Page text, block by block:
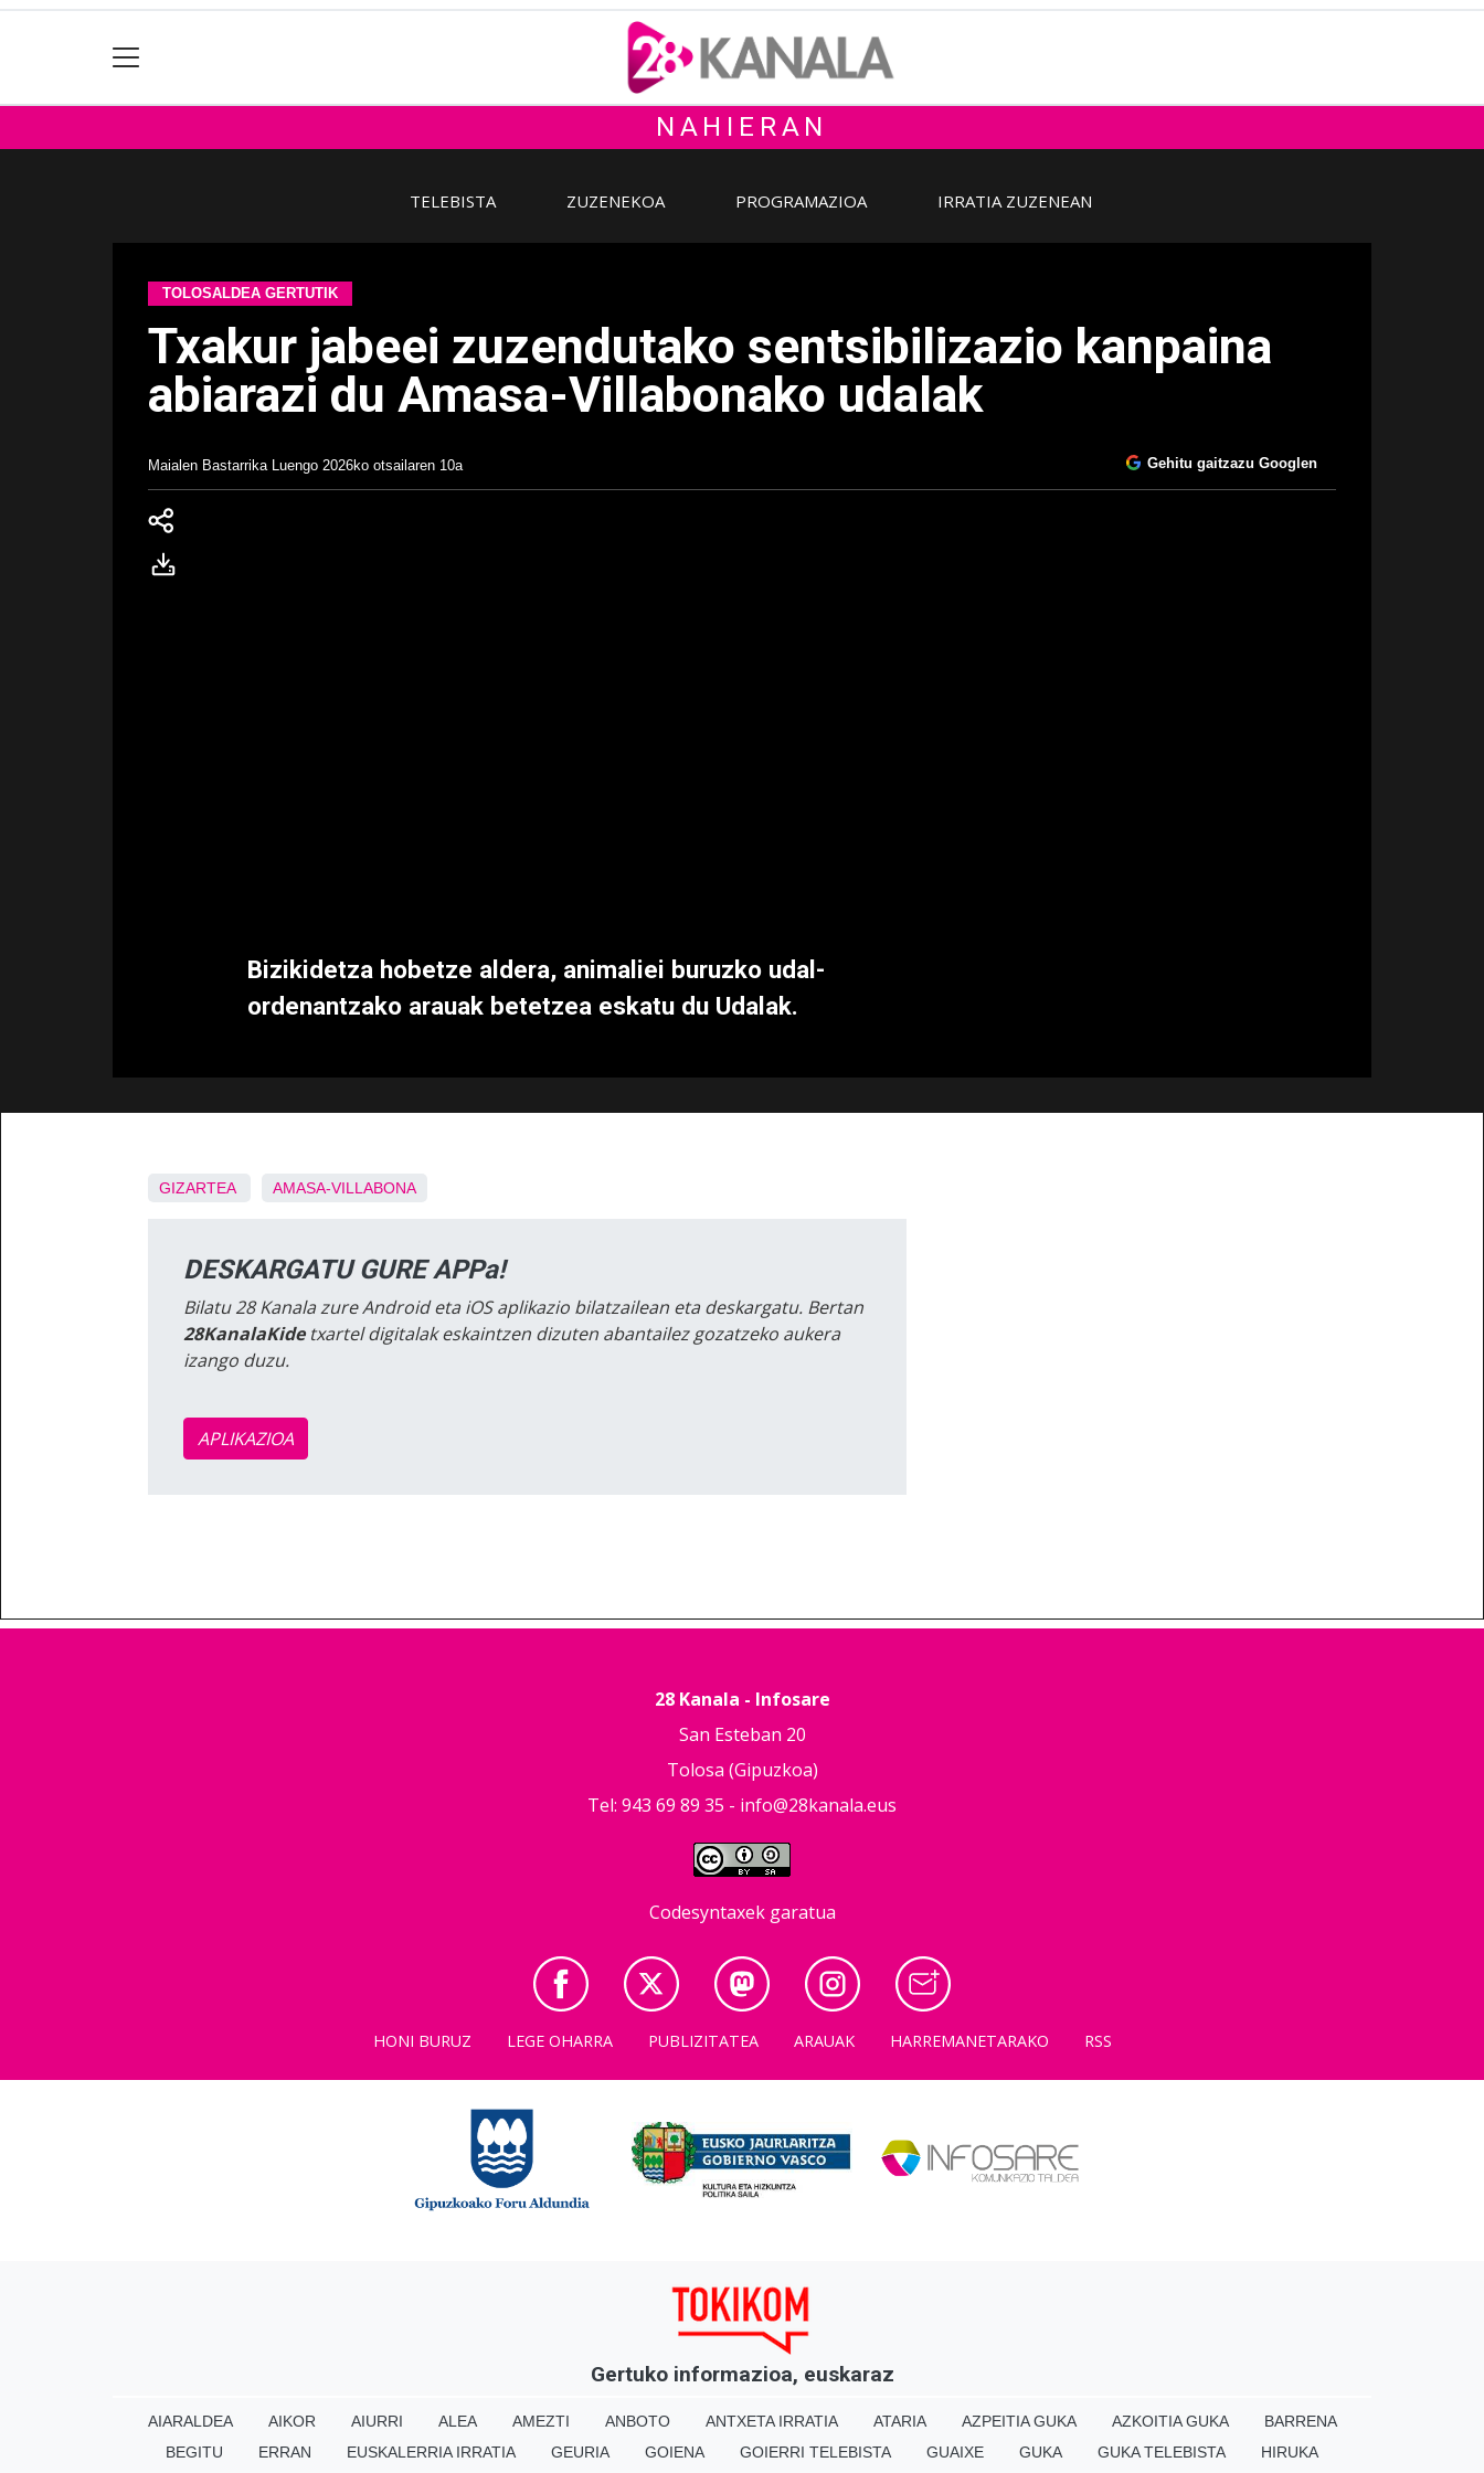
NAHIERAN
TELEBISTA ZUZENEKOA PROGRAMAZIOA IRRATIA ZUZENEAN
TOLOSALDEA GERTUTIK
Txakur jabeei zuzendutako sentsibilizazio kanpaina
abiarazi du Amasa-Villabonako udalak
Maialen Bastarrika Luengo 2026ko otsailaren 10a Gehitu gaitzazu Googlen
Bizikidetza hobetze aldera, animaliei buruzko udal-
ordenantzako arauak betetzea eskatu du Udalak.
GIZARTEA AMASA-VILLABONA
DESKARGATU GURE APPa!
Bilatu 28 Kanala zure Android eta iOS aplikazio bilatzailean eta deskargatu. Bertan
28KanalaKidetxartel digitalak eskaintzen dizuten abantailez gozatzeko aukera
izango duzu.
APLIKAZIOA
28 Kanala - Infosare
San Esteban 20
Tolosa (Gipuzkoa)
Tel: 943 69 89 35 - info@28kanala.eus
Codesyntaxek garatua
HONI BURUZ LEGE OHARRA PUBLIZITATEA ARAUAK HARREMANETARAKO RSS
Gertuko informazioa, euskaraz
AIARALDEA AIKOR AIURRI ALEA AMEZTI ANBOTO ANTXETA IRRATIA ATARIA AZPEITIA GUKA AZKOITIA GUKA
BARRENA
BEGITU
ERRAN EUSKALERRIA IRRATIA GEURIA GOIENA GOIERRI TELEBISTA GUAIXE GUKA GUKA TELEBISTA HIRUKA